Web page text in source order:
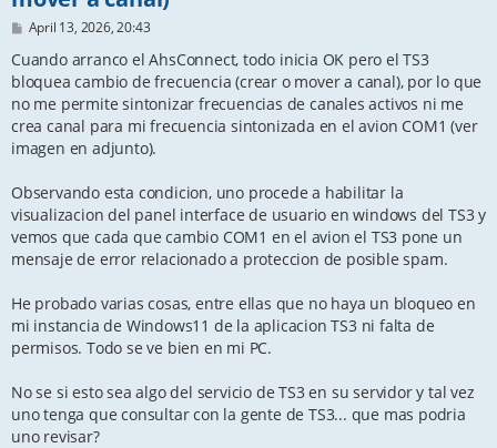
P
s
t
April 13, 2026, 20:43
Cuando arranco el AhsConnect, todo inicia OK pero el TS3
bloquea cambio de frecuencia (crear o mover a canal), por lo que
no me permite sintonizar frecuencias de canales activos ni me
crea canal para mi frecuencia sintonizada en el avion COM1 (ver
imagen en adjunto).
Observando esta condicion, uno procede a habilitar la
visualizacion del panel interface de usuario en windows del TS3 y
vemos que cada que cambio COM1 en el avion el TS3 pone un
mensaje de error relacionado a proteccion de posible spam.
He probado varias cosas, entre ellas que no haya un bloqueo en
mi instancia de Windows11 de la aplicacion TS3 ni falta de
permisos. Todo se ve bien en mi PC.
No se si esto sea algo del servicio de TS3 en su servidor y tal vez
uno tenga que consultar con la gente de TS3... que mas podria
uno revisar?